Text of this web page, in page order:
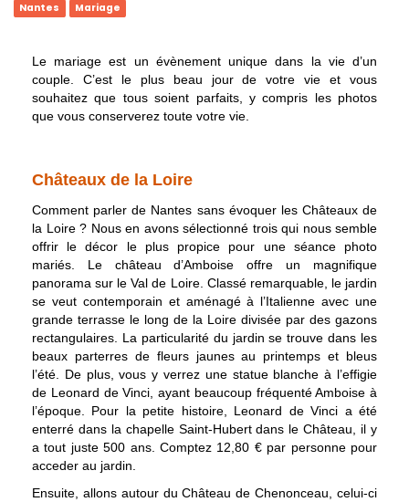
Nantes Mariage
Le mariage est un évènement unique dans la vie d’un
couple. C’est le plus beau jour de votre vie et vous
souhaitez que tous soient parfaits, y compris les photos
que vous conserverez toute votre vie.
Châteaux de la Loire
Comment parler de Nantes sans évoquer les Châteaux de
la Loire ? Nous en avons sélectionné trois qui nous semble
offrir le décor le plus propice pour une séance photo
mariés. Le château d’Amboise offre un magnifique
panorama sur le Val de Loire. Classé remarquable, le jardin
se veut contemporain et aménagé à l’Italienne avec une
grande terrasse le long de la Loire divisée par des gazons
rectangulaires. La particularité du jardin se trouve dans les
beaux parterres de fleurs jaunes au printemps et bleus
l’été. De plus, vous y verrez une statue blanche à l’effigie
de Leonard de Vinci, ayant beaucoup fréquenté Amboise à
l’époque. Pour la petite histoire, Leonard de Vinci a été
enterré dans la chapelle Saint-Hubert dans le Château, il y
a tout juste 500 ans. Comptez 12,80 € par personne pour
acceder au jardin.
Ensuite, allons autour du Château de Chenonceau, celui-ci